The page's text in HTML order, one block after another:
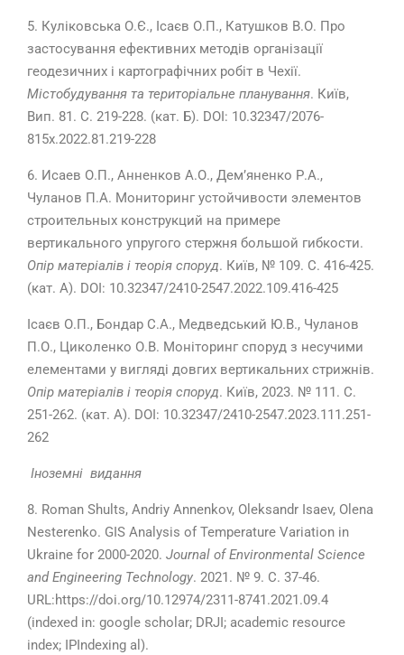
5. Куліковська О.Є., Ісаєв О.П., Катушков В.О. Про
застосування ефективних методів організації
геодезичних і картографічних робіт в Чехії.
Містобудування та територіальне планування. Київ,
Вип. 81. С. 219-228. (кат. Б). DOI: 10.32347/2076-
815x.2022.81.219-228
6. Исаев О.П., Анненков А.О., Дем’яненко Р.А.,
Чуланов П.А. Мониторинг устойчивости элементов
строительных конструкций на примере
вертикального упругого стержня большой гибкости.
Опір матеріалів і теорія споруд. Київ, № 109. С. 416-425.
(кат. А). DOI: 10.32347/2410-2547.2022.109.416-425
Ісаєв О.П., Бондар С.А., Медведський Ю.В., Чуланов
П.О., Циколенко О.В. Моніторинг споруд з несучими
елементами у вигляді довгих вертикальних стрижнів.
Опір матеріалів і теорія споруд. Київ, 2023. № 111. С.
251-262. (кат. А). DOI: 10.32347/2410-2547.2023.111.251-
262
Іноземні видання
8. Roman Shults, Andriy Annenkov, Oleksandr Isaev, Olena
Nesterenko. GIS Analysis of Temperature Variation in
Ukraine for 2000-2020. Journal of Environmental Science
and Engineering Technology. 2021. № 9. С. 37-46.
URL:https://doi.org/10.12974/2311-8741.2021.09.4
(indexed in: google scholar; DRJI; academic resource
index; IPIndexing al).